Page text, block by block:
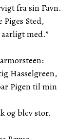
fra sin Favn.
Sted,
med.”
Hasselgreen,
Pigen til min
og blev stor.